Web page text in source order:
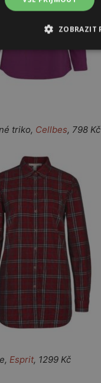
triko, Cellbes, 798 Kč
Esprit, 1299 Kč
ZOBRAZIT